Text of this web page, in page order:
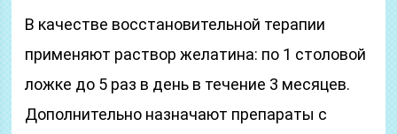
В качестве восстановительной терапии
применяют раствор желатина: по 1 столовой
ложке до 5 раз в день в течение 3 месяцев.
Дополнительно назначают препараты с